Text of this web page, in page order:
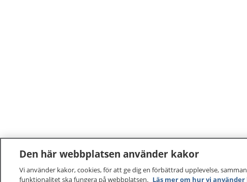
Den här webbplatsen använder kakor
Vi använder kakor, cookies, för att ge dig en förbättrad upplevelse,
funktionalitet ska fungera på webbplatsen. Läs mer om hur vi